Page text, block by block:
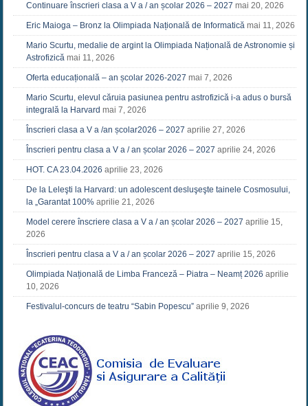
Continuare înscrieri clasa a V a / an școlar 2026 – 2027 mai 20, 2026
Eric Maioga – Bronz la Olimpiada Națională de Informatică mai 11, 2026
Mario Scurtu, medalie de argint la Olimpiada Națională de Astronomie și
Astrofizică mai 11, 2026
Oferta educațională – an școlar 2026-2027 mai 7, 2026
Mario Scurtu, elevul căruia pasiunea pentru astrofizică i-a adus o bursă
integrală la Harvard mai 7, 2026
Înscrieri clasa a V a /an școlar2026 – 2027 aprilie 27, 2026
Înscrieri pentru clasa a V a / an școlar 2026 – 2027 aprilie 24, 2026
HOT. CA 23.04.2026 aprilie 23, 2026
De la Leleşti la Harvard: un adolescent desluşeşte tainele Cosmosului,
la „Garantat 100% aprilie 21, 2026
Model cerere înscriere clasa a V a / an școlar 2026 – 2027 aprilie 15,
2026
Înscrieri pentru clasa a V a / an școlar 2026 – 2027 aprilie 15, 2026
Olimpiada Națională de Limba Franceză – Piatra – Neamț 2026 aprilie
10, 2026
Festivalul-concurs de teatru “Sabin Popescu” aprilie 9, 2026